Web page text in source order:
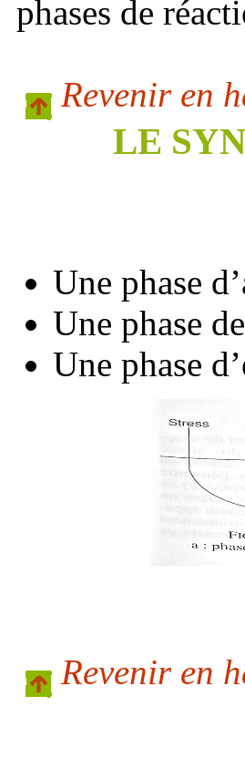
phases de
Revenir en
LE
Une phase
Une phase
Une phase
Revenir en